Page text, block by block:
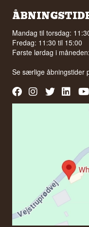
Mandag til torsdag:
Fredag: 11:30 til 15:00
Første lørdag i
Se særlige åbningstider